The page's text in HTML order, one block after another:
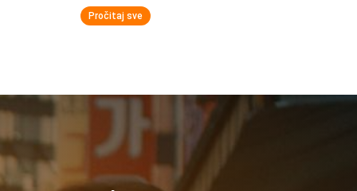
Pročitaj sve